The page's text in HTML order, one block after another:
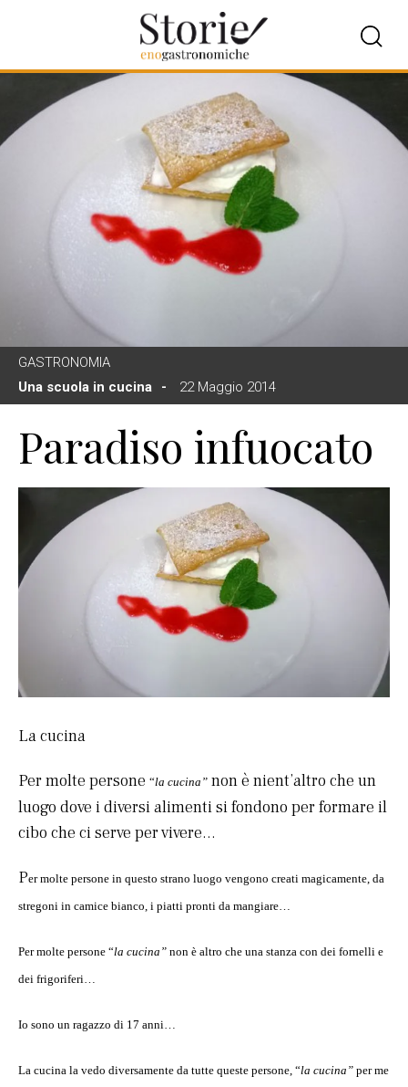
GASTRONOMIA
Una scuola in cucina
22 Maggio 2014
Paradiso infuocato
La cucina
Per molte persone “la cucina” non è nient’altro che un
luogo dove i diversi alimenti si fondono per formare il
cibo che ci serve per vivere…
Per molte persone in questo strano luogo vengono creati magicamente, da
stregoni in camice bianco, i piatti pronti da mangiare…
Per molte persone “la cucina” non è altro che una stanza con dei fornelli e
dei frigoriferi…
Io sono un ragazzo di 17 anni…
La cucina la vedo diversamente da tutte queste persone, “la cucina” per me